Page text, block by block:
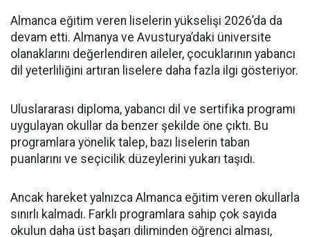
Almanca eğitim veren liselerin yükselişi 2026’da da
devam etti. Almanya ve Avusturya’daki üniversite
olanaklarını değerlendiren aileler, çocuklarının yabancı
dil yeterliliğini artıran liselere daha fazla ilgi gösteriyor.
Uluslararası diploma, yabancı dil ve sertifika programı
uygulayan okullar da benzer şekilde öne çıktı. Bu
programlara yönelik talep, bazı liselerin taban
puanlarını ve seçicilik düzeylerini yukarı taşıdı.
Ancak hareket yalnızca Almanca eğitim veren okullarla
sınırlı kalmadı. Farklı programlara sahip çok sayıda
okulun daha üst başarı diliminden öğrenci alması,